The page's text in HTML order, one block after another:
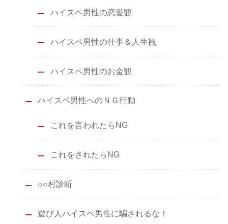
ハイスペ男性の恋愛観
ハイスペ男性の仕事＆人生観
ハイスペ男性のお金観
ハイスペ男性へのＮＧ行動
これを言われたらNG
これをされたらNG
○○村診断
遊び人ハイスペ男性に騙されるな！